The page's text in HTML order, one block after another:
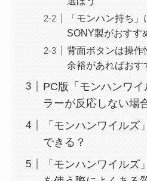
「モンハン持ち
SONY製がおすす
背面ボタンは操作
余裕があればおす
PC版「モンハンワ
ラーが反応しない場
「モンハンワイルズ
できる？
「モンハンワイルズ